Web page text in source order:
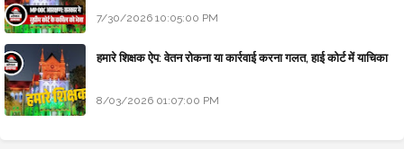
7/30/2026 10:05:00 PM
हमारे शिक्षक ऐप: वेतन रोकना या कार्रवाई करना गलत, हाई कोर्ट में याचिका
8/03/2026 01:07:00 PM